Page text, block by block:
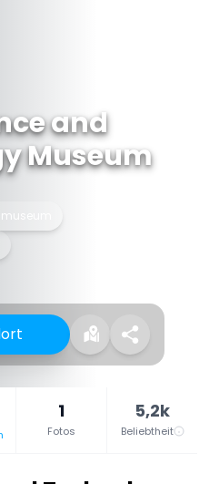
and
Museum
1
Fotos
5,2k
Beliebtheit